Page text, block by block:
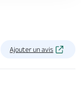
Ajouter un avis